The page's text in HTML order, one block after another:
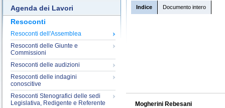
Agenda dei Lavori
Resoconti
Resoconti dell'Assemblea
Resoconti delle Giunte e
Commissioni
Resoconti delle audizioni
Resoconti delle indagini
conoscitive
Resoconti Stenografici delle sedi
Legislativa, Redigente e Referente
Indice Documento intero
Mogherini Rebesani